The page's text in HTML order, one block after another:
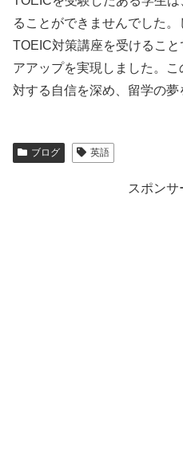
ることができませんでした
TOEIC対策講座を受けるこ
アアップを実現しました。
対する自信を深め、留学の夢
ブログ 英語
スポンサ